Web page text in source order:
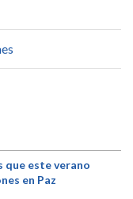
que este verano
en Paz